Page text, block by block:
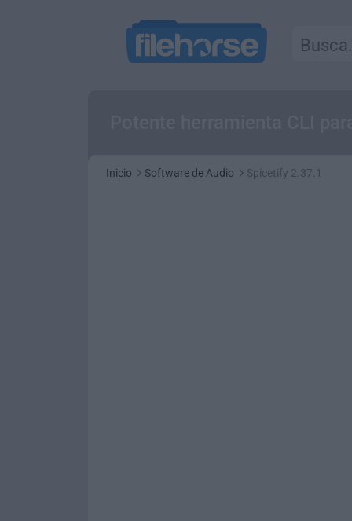
Inicio Software de Audio Spicetify 2.37.1